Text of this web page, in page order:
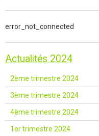
error_not_connected
Actualités 2024
2ème trimestre 2024
3ème trimestre 2024
4ème trimestre 2024
1er trimestre 2024